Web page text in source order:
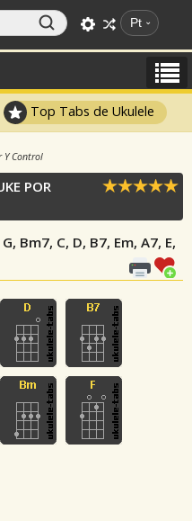
Pt
Top Tabs de Ukulele
Y Control
POR
G, Bm7, C, D, B7, Em, A7, E,